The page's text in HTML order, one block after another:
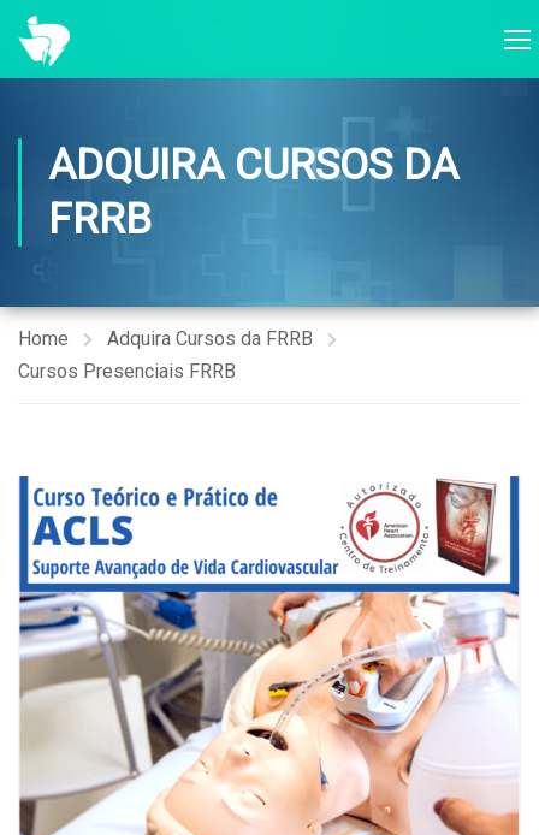
ADQUIRA CURSOS DA
FRRB
Home
Adquira Cursos da FRRB
Cursos Presenciais FRRB